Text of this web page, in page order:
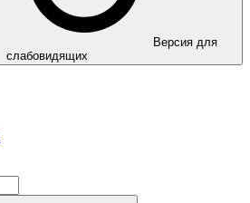
Версия для
слабовидящих